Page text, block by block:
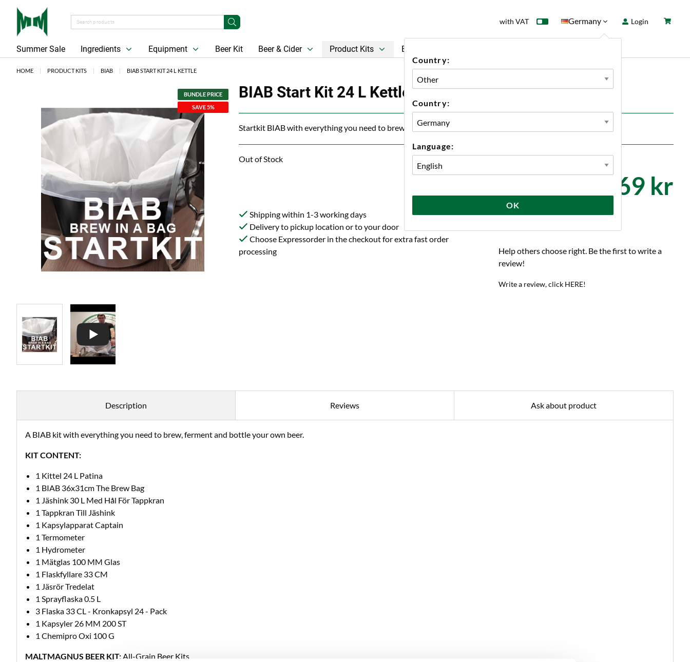
with VAT Germany
Country:
Country:
Language:
OK
Login
Summer Sale Ingredients Equipment Beer Kit Beer & Cider Product Kits Beer
HOME PRODUCT KITS BIAB BIAB START KIT 24 L KETTLE
BUNDLE PRICE
SAVE 5%
BIAB Start Kit 24 L Kettle
Startkit BIAB with everything you need to brew with malt
Out of Stock
2 969 kr
Shipping within 1-3 working days
Delivery to pickup location or to your door
Choose Expressorder in the checkout for extra fast order
processing
Kundrecensioner
Help others choose right. Be the first to write a
review!
Write a review, click HERE!
Description Reviews Ask about product
A BIAB kit with everything you need to brew, ferment and bottle your own beer.
KIT CONTENT:
1 Kittel 24 L Patina
1 BIAB 36x31cm The Brew Bag
1 Jäshink 30 L Med Hål För Tappkran
1 Tappkran Till Jäshink
1 Kapsylapparat Captain
1 Termometer
1 Hydrometer
1 Mätglas 100 MM Glas
1 Flaskfyllare 33 CM
1 Jäsrör Tredelat
1 Sprayflaska 0.5 L
3 Flaska 33 CL - Kronkapsyl 24 - Pack
1 Kapsyler 26 MM 200 ST
1 Chemipro Oxi 100 G
MALTMAGNUS BEER KIT:All-Grain Beer Kits